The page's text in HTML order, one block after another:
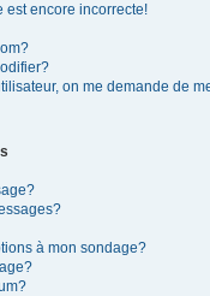
est encore incorrecte!
on me demande de
à mon sondage?